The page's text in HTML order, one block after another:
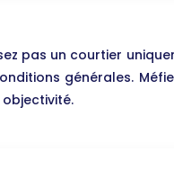
pas un courtier
générales.